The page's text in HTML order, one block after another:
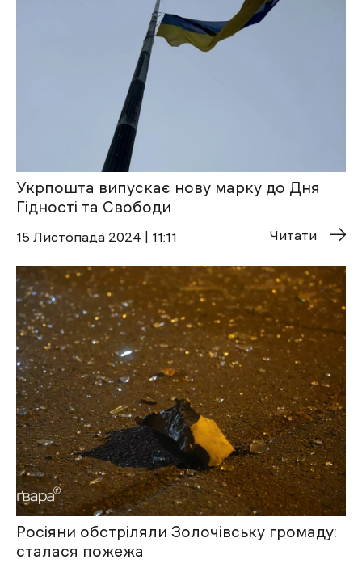
Укрпошта випускає нову марку до Дня
Гідності та Свободи
15 Листопада 2024 | 11:11 Читати
Росіяни обстріляли Золочівську громаду:
сталася пожежа